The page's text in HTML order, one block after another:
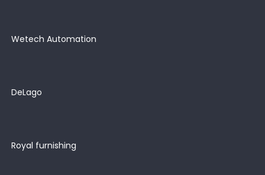
Wetech Automation
DeLago
Royal furnishing